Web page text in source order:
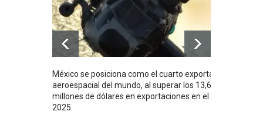
México se posiciona como el cuarto exportador
aeroespacial del mundo, al superar los 13,600
millones de dólares en exportaciones en el
2025.